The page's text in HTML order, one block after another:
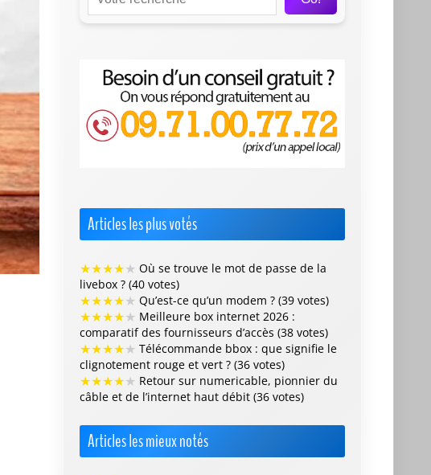
Articles les plus votés
★★★★★ Où se trouve le mot de passe de la
livebox ? (40 votes)
★★★★★ Qu’est-ce qu’un modem ? (39 votes)
★★★★★ Meilleure box internet 2026 :
comparatif des fournisseurs d’accès (38 votes)
★★★★★ Télécommande bbox : que signifie le
clignotement rouge et vert ? (36 votes)
★★★★★ Retour sur numericable, pionnier du
câble et de l’internet haut débit (36 votes)
Articles les mieux notés